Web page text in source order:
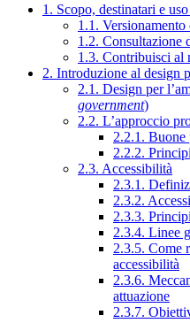
1. Scopo, destinatari e
1.1. Versionamento
1.2. Consultazione
1.3. Contribuisci al
2. Introduzione al design
2.1. Design per
government)
2.2. L’approccio
2.2.1. Buone
2.2.2. Principi
2.3. Accessibilità
2.3.1.
2.3.2.
2.3.3.
2.3.4. Linee
2.3.5. Come
accessibilità
2.3.6.
attuazione
2.3.7.